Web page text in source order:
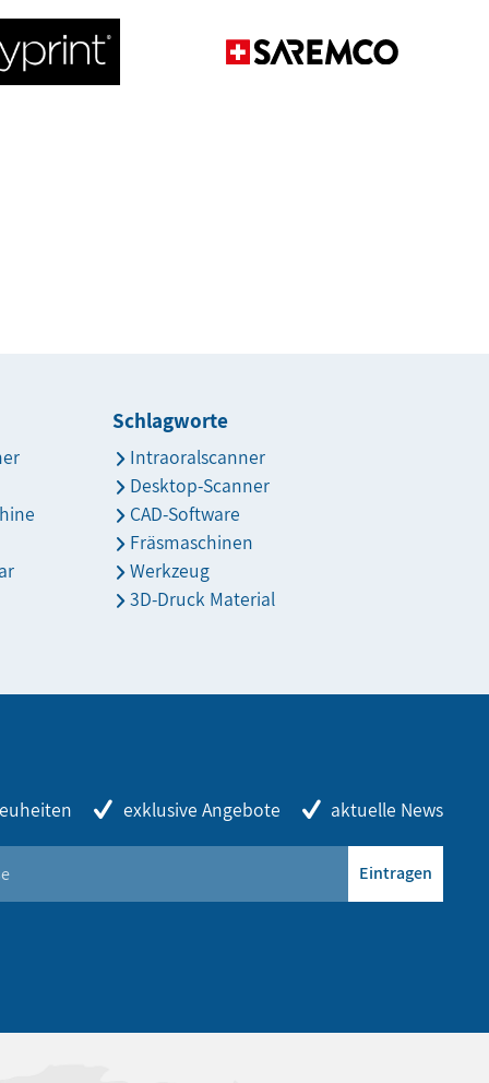
Schlagworte
Intraoralscanner
Desktop-Scanner
CAD-Software
Fräsmaschinen
Werkzeug
3D-Druck Material
exklusive Angebote aktuelle News
Eintragen